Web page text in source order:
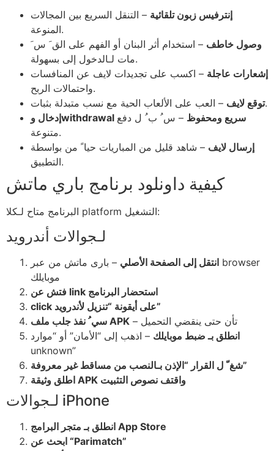
إنترفيس زبون تلقائية – التنقل السريع بين المجالات
المنوعة.
وصول خاطف – استخدام أثر البنان أو الفهم على الق َ س َ
مات لـالدخول إلى بسهولة.
إشعارات عاجلة – اكسب على تجديدات لايف عن المنافسات
واحتمالات الربح.
توقع لايف– العب على الألعاب الحية مع نسب متبدلة بثبات.
إدخال وwithdrawal سريع ومحفوظ – س ُ ب ُ ل دفع
متنوعة.
إرسال لايف – شاهد قليل من المباريات حيا ً من بواسطة
التطبيق.
كيفية داونلود برنامج باري ماتش
البرنامج متاح لـكلا platform التشغيل:
لـجوالات أندرويد
انتقل إلى الصفحة الأصلي – بارى ماتش من عبر browser
موبايلك
فتش عن link استحضار البرنامج
click على أيقونة “تنزيل لأندرويد”
سي ُ نفذ جلب ملف APK
– تأن حتى ينقضي التحميل
انطلق بـ ضبط موبايلك – اذهب إلى “الأمان” أو “موارد
unknown”
شغ ّ ل القرار “الإذن بـالنصب من مساقط غير معروفة”
اطلق وثيقة APK واقتف نصوص التثبيت
لـجوالات iPhone
انطلق بـ متجر البرامج App Store
ابحث عن “Parimatch”